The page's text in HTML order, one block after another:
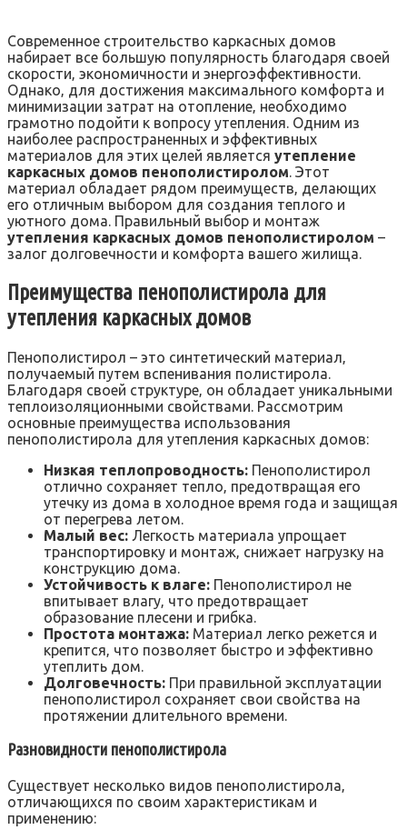
Современное строительство каркасных домов
набирает все большую популярность благодаря своей
скорости‚ экономичности и энергоэффективности.
Однако‚ для достижения максимального комфорта и
минимизации затрат на отопление‚ необходимо
грамотно подойти к вопросу утепления. Одним из
наиболее распространенных и эффективных
материалов для этих целей является утепление
каркасных домов пенополистиролом. Этот
материал обладает рядом преимуществ‚ делающих
его отличным выбором для создания теплого и
уютного дома. Правильный выбор и монтаж
утепления каркасных домов пенополистиролом –
залог долговечности и комфорта вашего жилища.
Преимущества пенополистирола для
утепления каркасных домов
Пенополистирол – это синтетический материал‚
получаемый путем вспенивания полистирола.
Благодаря своей структуре‚ он обладает уникальными
теплоизоляционными свойствами. Рассмотрим
основные преимущества использования
пенополистирола для утепления каркасных домов:
Низкая теплопроводность: Пенополистирол
отлично сохраняет тепло‚ предотвращая его
утечку из дома в холодное время года и защищая
от перегрева летом.
Малый вес: Легкость материала упрощает
транспортировку и монтаж‚ снижает нагрузку на
конструкцию дома.
Устойчивость к влаге: Пенополистирол не
впитывает влагу‚ что предотвращает
образование плесени и грибка.
Простота монтажа: Материал легко режется и
крепится‚ что позволяет быстро и эффективно
утеплить дом.
Долговечность: При правильной эксплуатации
пенополистирол сохраняет свои свойства на
протяжении длительного времени.
Разновидности пенополистирола
Существует несколько видов пенополистирола‚
отличающихся по своим характеристикам и
применению: